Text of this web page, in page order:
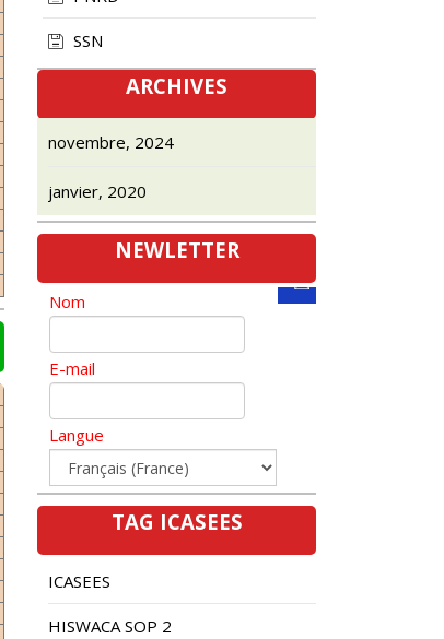
SSN
ARCHIVES
novembre, 2024
janvier, 2020
NEWLETTER
Nom
E-mail
Langue
TAG ICASEES
ICASEES
HISWACA SOP 2